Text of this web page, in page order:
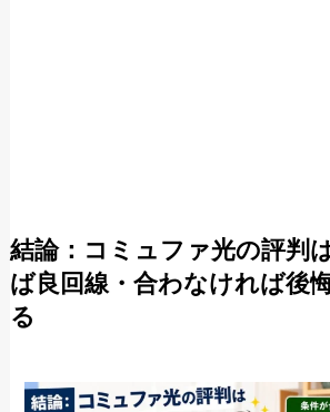
結論：コミュファ光の評判
ば良回線・合わなければ後
る